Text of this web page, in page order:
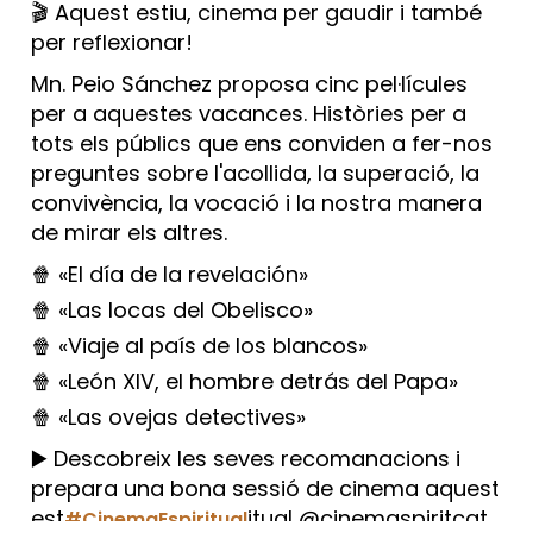
🎬 Aquest estiu, cinema per gaudir i també
per reflexionar!
Mn. Peio Sánchez proposa cinc pel·lícules
per a aquestes vacances. Històries per a
tots els públics que ens conviden a fer-nos
preguntes sobre l'acollida, la superació, la
convivència, la vocació i la nostra manera
de mirar els altres.
🍿 «El día de la revelación»
🍿 «Las locas del Obelisco»
🍿 «Viaje al país de los blancos»
🍿 «León XIV, el hombre detrás del Papa»
🍿 «Las ovejas detectives»
▶️ Descobreix les seves recomanacions i
prepara una bona sessió de cinema aquest
est#CinemaEspiritualitual @cinemaspiritcat